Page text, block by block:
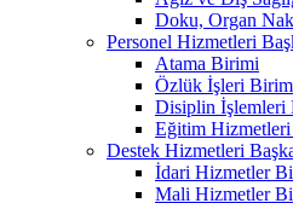
Doku, Organ
Personel Hizmetleri
Atama Birimi
Özlük İşleri
Disiplin İşlemleri
Eğitim
Destek Hizmetleri
İdari Hizmetler
Mali Hizmetler